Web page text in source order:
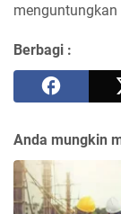
Berbagi :
Anda mungkin